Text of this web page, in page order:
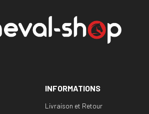
INFORMATIONS
Livraison et Retour